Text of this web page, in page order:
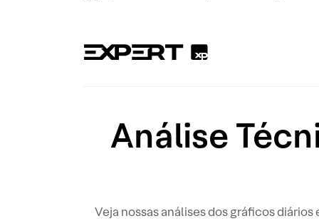
Análise
Veja nossas análises dos gráficos